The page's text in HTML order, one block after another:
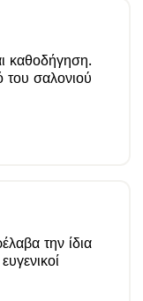
καθοδήγηση.
του σαλονιού
την ίδια